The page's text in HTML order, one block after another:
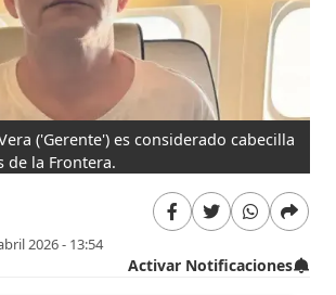
('Gerente') es considerado cabecilla
de la Frontera.
2026 - 13:54
Activar Notificaciones